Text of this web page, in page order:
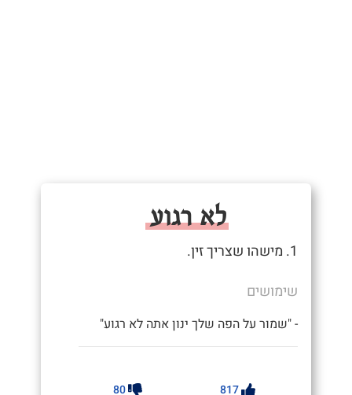
לא רגוע
1. מישהו שצריך זין.
שימושים
- "שמור על הפה שלך ינון אתה לא רגוע"
817
80